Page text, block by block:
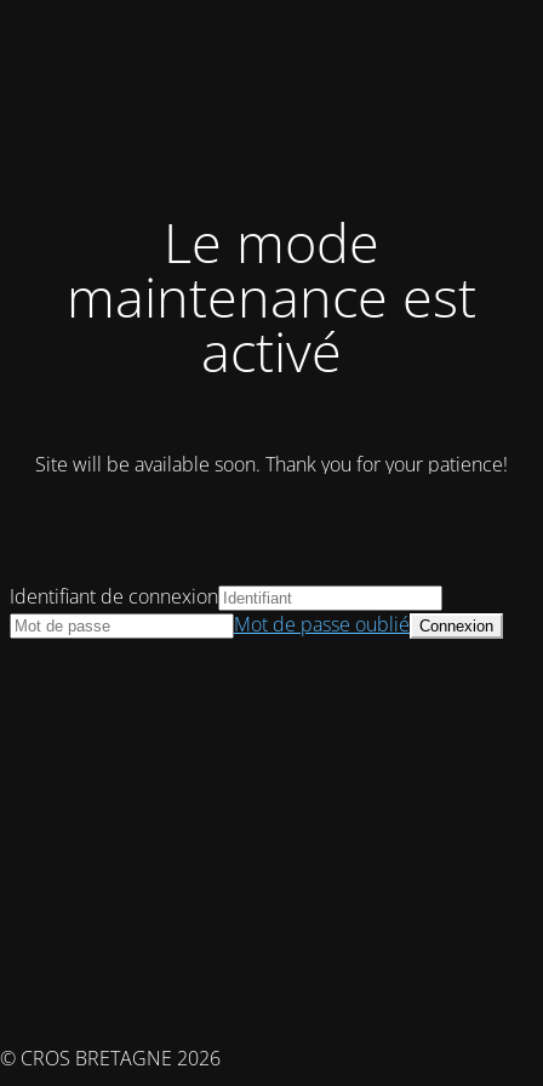
Le mode
maintenance est
activé
Site will be available soon. Thank you for your patience!
© CROS BRETAGNE 2026
Identifiant de connexion
Mot de passe oublié